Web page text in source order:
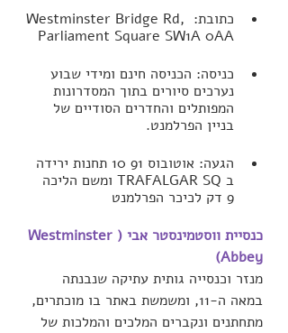
כתובת: Westminster Bridge Rd,
Parliament Square SW1A 0AA
כניסה: הכניסה חינם ומידי שבוע
נערכים סיורים בתוך המסדרונות
המפותלים והחדרים הסודיים של
בניין הפרלמנט.
הגעה: אוטובוס 91 10 תחנות ירידה
ב TRAFALGAR SQ ומשם הליכה
9 דק לכיכר הפרלמנט
כנסיית ווסטמינסטר אבי (Westminster
Abbey)
מנזר וכנסייה גותית עתיקה שנבנתה
במאה ה-11, ומשמשת באתר בו מוכתרים,
מתחתנים ונקברים המלכים והמלכות של